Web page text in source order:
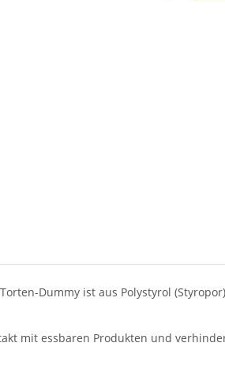
Dummy ist aus Polystyrol
mit essbaren Produkten und